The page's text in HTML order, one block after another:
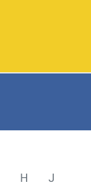
H
J